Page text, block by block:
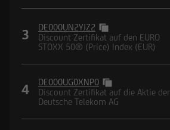
3
DE000UN2YJZ2
Discount Zertifikat auf den EURO
STOXX 50® (Price) Index (EUR)
4
DE000UG0XNP0
Discount Zertifikat auf die Aktie der
Deutsche Telekom AG